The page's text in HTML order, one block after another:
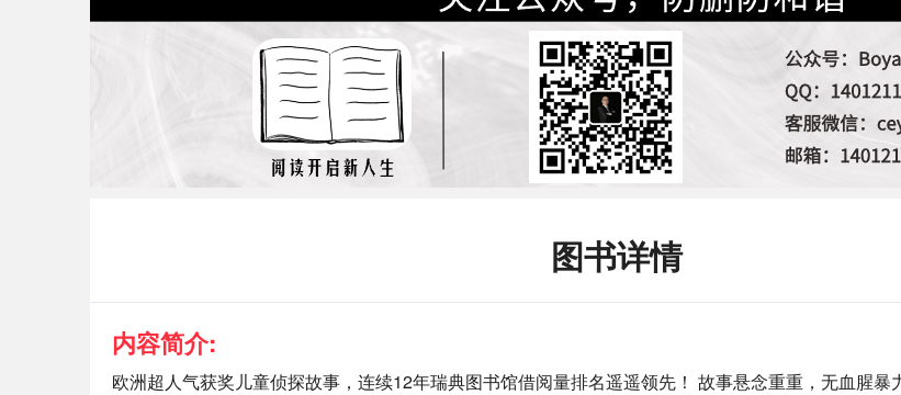
图书详情
内容简介:
欧洲超人气获奖儿童侦探故事，连续12年瑞典图书馆借阅量排名遥遥领先！ 故事悬念重重，无血腥暴